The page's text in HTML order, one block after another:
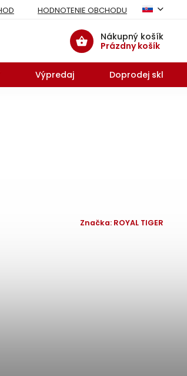
HODNOTENIE OBCHODU
Nákupný košík
Prázdny košík
Výpredaj Doprodej skladu
Značka: ROYAL TIGER